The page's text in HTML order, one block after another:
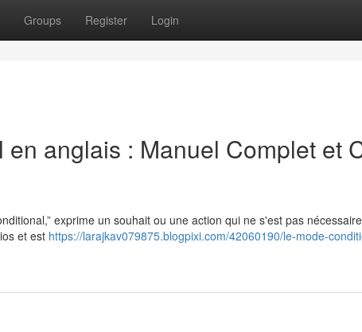
Groups Register Login
anglais : Manuel Complet et
exprime un souhait ou une action qui ne s'est pas
et est https://larajkav079875.blogpixi.com/42060190/le-mode-